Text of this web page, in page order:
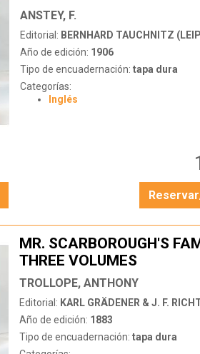
ANSTEY, F.
Editorial: BERNHARD TAUCHNITZ
Año de edición: 1906
Tipo de encuadernación: tapa dura
Categorías:
Inglés
MR. SCARBOROUGH'S
THREE VOLUMES
TROLLOPE, ANTHONY
Editorial: KARL GRÄDENER & J. F.
Año de edición: 1883
Tipo de encuadernación: tapa dura